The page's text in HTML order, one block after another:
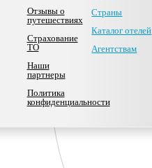
Отзывы о
путешествиях
Страхование
ТО
Наши
партнеры
Политика
конфиденциальности
Страны
Каталог отелей
Агентствам